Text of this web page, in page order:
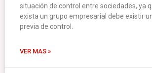
situación de control entre sociedades, ya
exista un grupo empresarial debe existir
previa de control.
VER MAS »